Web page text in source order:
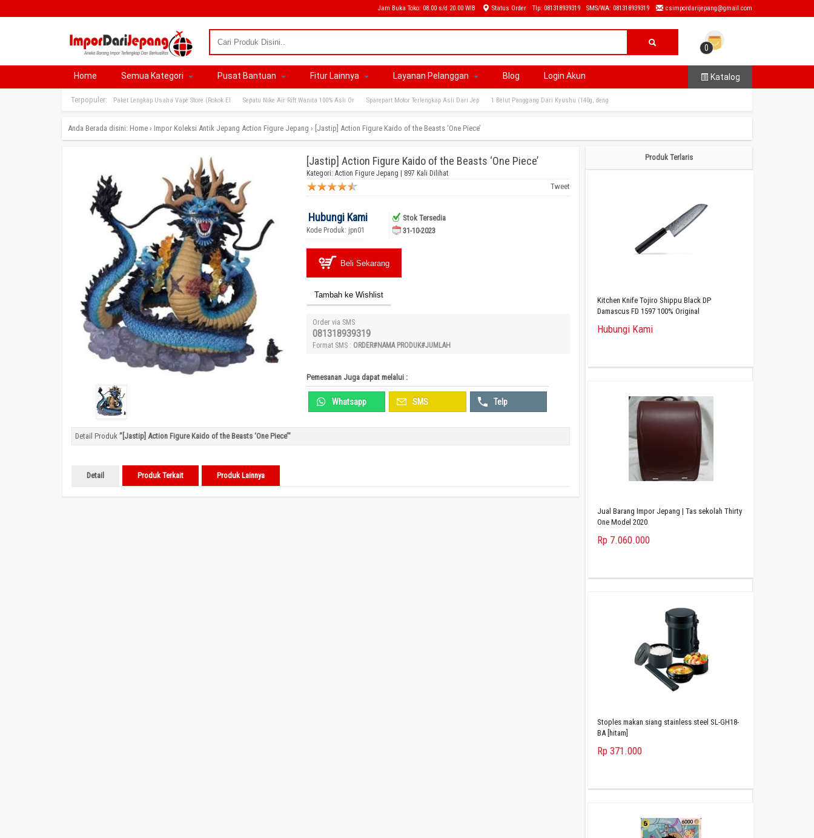
Jam Buka Toko: 08.00 s/d 20.00 WIB Status Order Tlp: 081318939319 SMS/WA: 081318939319 csimpordarijepang@gmail.com
0
Home Semua Kategori Pusat Bantuan Fitur Lainnya Layanan Pelanggan Blog Login Akun Katalog
Terpopuler: Paket Lengkap Usaha Vape Store (Rokok El Sepatu Nike Air Rift Wanita 100% Asli Or Sparepart Motor Terlengkap Asli Dari Jep 1 Belut Panggang Dari Kyushu (140g, deng
Anda Berada disini: Home › Impor Koleksi Antik Jepang Action Figure Jepang › [Jastip] Action Figure Kaido of the Beasts ‘One Piece’
[Jastip] Action Figure Kaido of the Beasts ‘One Piece’
Kategori: Action Figure Jepang | 897 Kali Dilihat
Tweet
Hubungi Kami
Kode Produk: jpn01
Stok Tersedia
31-10-2023
Beli Sekarang
Tambah ke Wishlist
Order via SMS
081318939319
Format SMS : ORDER#NAMA PRODUK#JUMLAH
Pemesanan Juga dapat melalui :
Whatsapp SMS Telp
Detail Produk "[Jastip] Action Figure Kaido of the Beasts ‘One Piece’"
Detail Produk Terkait Produk Lainnya
Produk Terlaris
Kitchen Knife Tojiro Shippu Black DP
Damascus FD 1597 100% Original
Hubungi Kami
Jual Barang Impor Jepang | Tas sekolah Thirty
One Model 2020
Rp 7.060.000
Stoples makan siang stainless steel SL-GH18-
BA [hitam]
Rp 371.000